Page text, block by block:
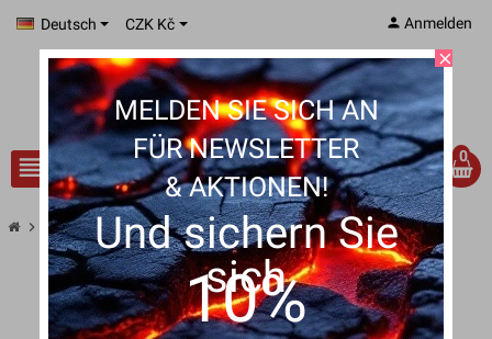
Deutsch CZK Kč
view_headline search
person Anmelden
0
chevron_right Schweinefleisch-Jerky Fénix 90 g
close
MELDEN SIE SICH AN
FÜR NEWSLETTER
& AKTIONEN!
Und sichern Sie
sich
10%